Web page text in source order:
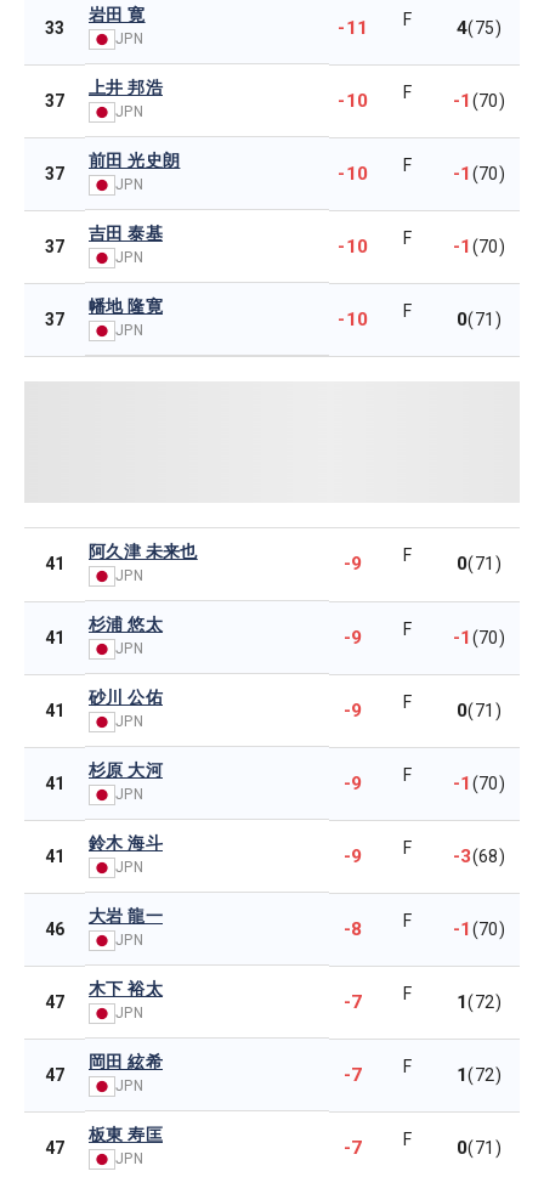
33
岩田 寛
JPN -11 F 4(75)
37
上井 邦浩
JPN -10 F -1(70)
37
前田 光史朗
JPN -10 F -1(70)
37
吉田 泰基
JPN -10 F -1(70)
37
幡地 隆寛
JPN -10 F 0(71)
41
阿久津 未来也
JPN
-9 F 0(71)
41
杉浦 悠太
JPN -9 F -1(70)
41
砂川 公佑
JPN -9 F 0(71)
41
杉原 大河
JPN -9 F -1(70)
41
鈴木 海斗
JPN -9 F -3(68)
46
大岩 龍一
JPN -8 F -1(70)
47
木下 裕太
JPN -7 F 1(72)
47
岡田 絃希
JPN -7 F 1(72)
47
板東 寿匡
JPN -7 F 0(71)